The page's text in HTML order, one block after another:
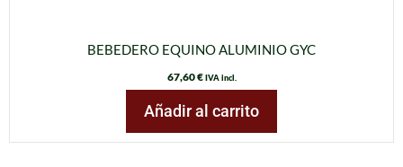
BEBEDERO EQUINO ALUMINIO GYC
67,60€ IVA incl.
Añadir al carrito